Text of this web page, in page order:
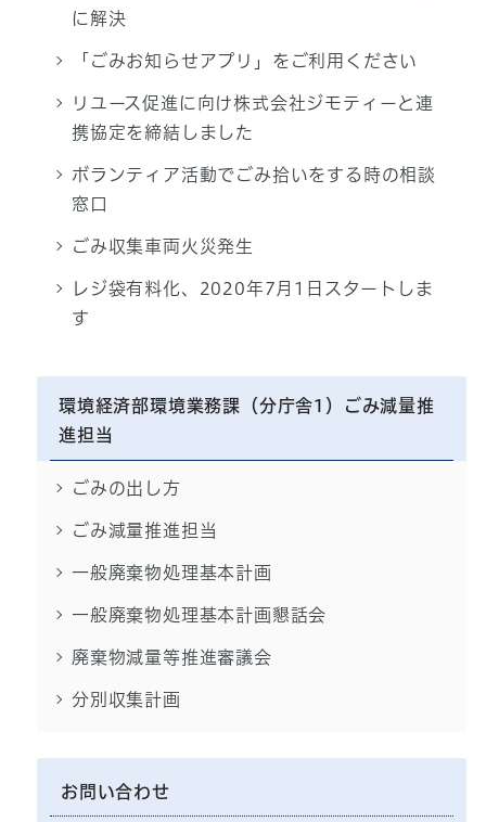
に解決
「ごみお知らせアプリ」をご利用ください
リユース促進に向け株式会社ジモティーと連
携協定を締結しました
ボランティア活動でごみ拾いをする時の相談
窓口
ごみ収集車両火災発生
レジ袋有料化、2020年7月1日スタートしま
す
環境経済部環境業務課（分庁舎1）ごみ減量推
進担当
ごみの出し方
ごみ減量推進担当
一般廃棄物処理基本計画
一般廃棄物処理基本計画懇話会
廃棄物減量等推進審議会
分別収集計画
お問い合わせ